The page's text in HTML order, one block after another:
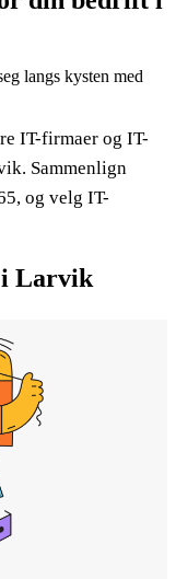
langs kysten med
IT-firmaer og IT-
Sammenlign
og velg IT-
i Larvik